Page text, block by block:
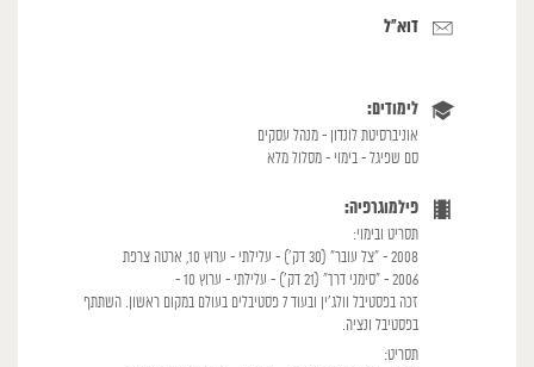
דוא"ל
לימודים:
אוניברסיטת לונדון - מנהל עסקים
סם שפיגל - בימוי - מסלול מלא
פילמוגרפיה:
תסריט ובימוי:
2008 - "צל עובר" (30 דק') - עלילתי - ערוץ 10, ארטה צרפת
2006 - "סימני דרך" (21 דק') - עלילתי - ערוץ 10 -
זכה בפסטיבל וולג'ין ובעוד 7 פסטיבלים בעולם במקום ראשון. השתתף
בפסטיבל ונציה.
תסריט: